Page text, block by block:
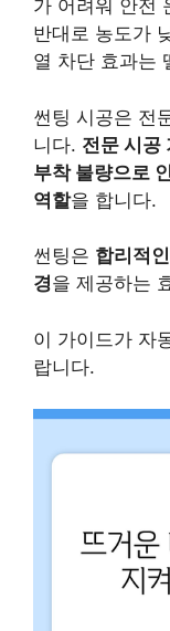
가 어려워 안전
반대로 농도가
열 차단 효과는
썬팅 시공은 전
니다. 전문 시공
부착 불량으로
역할을 합니다.
썬팅은 합리적
경을 제공하는
이 가이드가 자
랍니다.